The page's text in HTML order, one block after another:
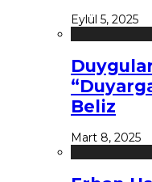
Eylül 5, 2025
Beliz
Mart 8, 2025